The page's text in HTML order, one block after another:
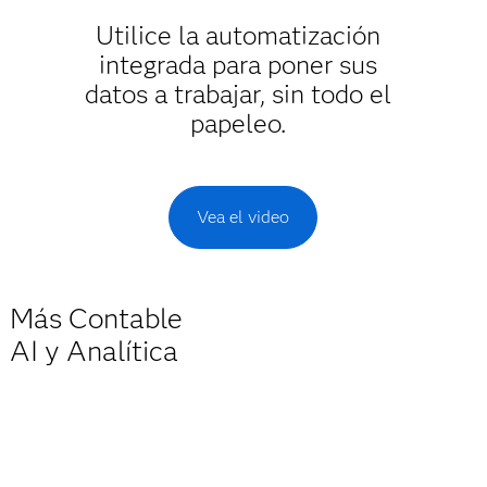
Utilice la automatización
integrada para poner sus
datos a trabajar, sin todo el
papeleo.
Vea el video
Más Contable
AI y Analítica